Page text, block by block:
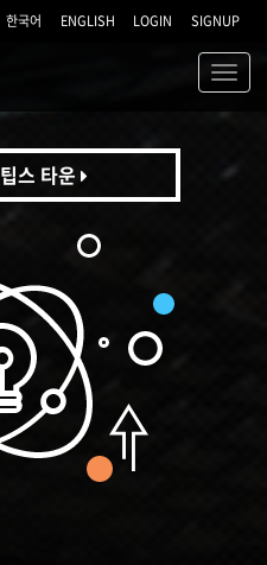
한국어 ENGLISH LOGIN SIGNUP
팁스 타운